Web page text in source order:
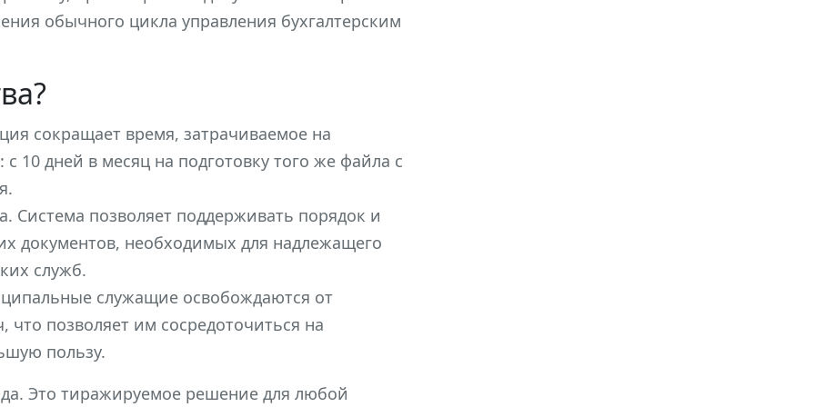
обычного цикла управления бухгалтерским
сокращает время, затрачиваемое на
10 дней в месяц на подготовку того же файла с
Система позволяет поддерживать порядок и
документов, необходимых для надлежащего
служб.
служащие освобождаются от
позволяет им сосредоточиться на
пользу.
Это тиражируемое решение для любой